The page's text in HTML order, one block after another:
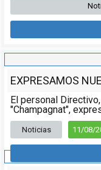
EXPRESAMOS
El personal
"Champagnat",
Noticias 11/08/